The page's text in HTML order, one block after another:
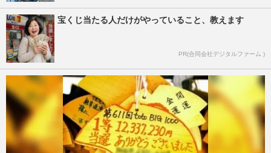
宝くじ当たる人だけがやっていること、教えます
PR(合同会社デジタルファーム )